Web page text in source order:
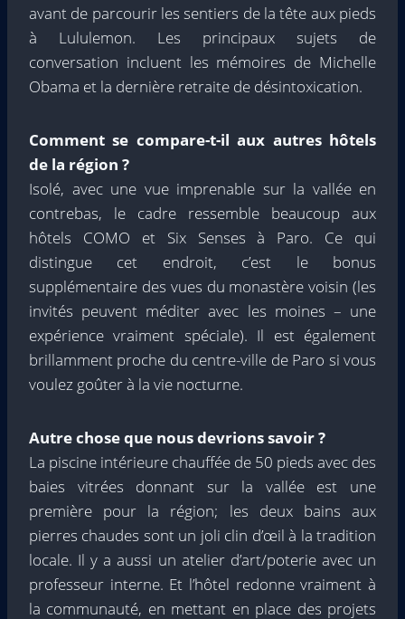
avant de parcourir les sentiers de la tête aux pieds
à Lululemon. Les principaux sujets de
conversation incluent les mémoires de Michelle
Obama et la dernière retraite de désintoxication.
Comment se compare-t-il aux autres hôtels
de la région ?
Isolé, avec une vue imprenable sur la vallée en
contrebas, le cadre ressemble beaucoup aux
hôtels COMO et Six Senses à Paro. Ce qui
distingue cet endroit, c’est le bonus
supplémentaire des vues du monastère voisin (les
invités peuvent méditer avec les moines – une
expérience vraiment spéciale). Il est également
brillamment proche du centre-ville de Paro si vous
voulez goûter à la vie nocturne.
Autre chose que nous devrions savoir ?
La piscine intérieure chauffée de 50 pieds avec des
baies vitrées donnant sur la vallée est une
première pour la région; les deux bains aux
pierres chaudes sont un joli clin d’œil à la tradition
locale. Il y a aussi un atelier d’art/poterie avec un
professeur interne. Et l’hôtel redonne vraiment à
la communauté, en mettant en place des projets